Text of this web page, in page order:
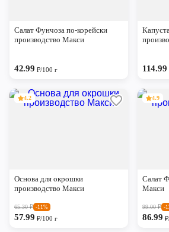
Ярославль
Салат Фунчоза по-корейски
производство Макси
42.99₽/100 г 114.99
4.2
Основа для окрошки
производство Макси
65.30₽ -11%
57.99₽/100 г
4.9
Салат
Макси
99.00₽ -
86.99